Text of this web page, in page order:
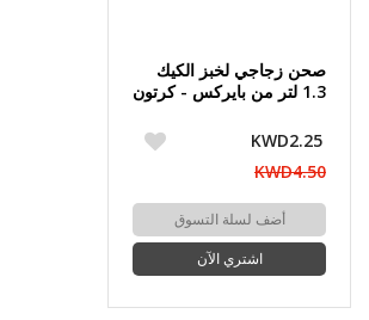
صحن زجاجي لخبز الكيك
1.3 لتر من بايركس - كرتون
KWD2.25
KWD4.50
أضف لسلة التسوق
اشتري الآن